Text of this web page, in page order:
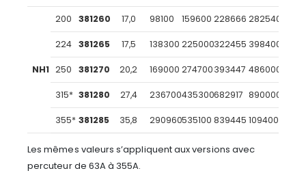
NH1
200 381260 17,0 98100 159600 228666 282540
224 381265 17,5 138300 225000322455 398400
250 381270 20,2 169000 274700393447 486000
315* 381280 27,4 236700435300682917 890000
355* 381285 35,8 290960535100 839445 1094000
Les mêmes valeurs s’appliquent aux versions avec
percuteur de 63A à 355A.